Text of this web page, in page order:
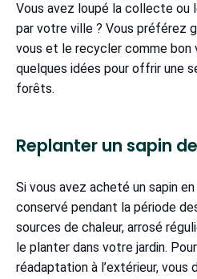
Vous avez loupé la collecte ou
par votre ville ? Vous préférez
vous et le recycler comme bon
quelques idées pour offrir une
forêts.
Replanter un sapin
Si vous avez acheté un sapin
conservé pendant la période
sources de chaleur, arrosé
le planter dans votre jardin.
réadaptation à l’extérieur, vous